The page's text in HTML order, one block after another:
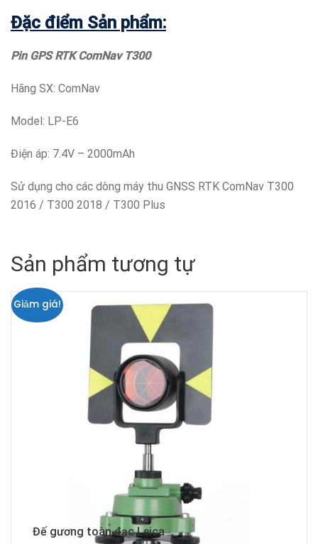
Đặc điểm Sản phẩm:
Pin GPS RTK ComNav T300
Hãng SX: ComNav
Model: LP-E6
Điện áp: 7.4V – 2000mAh
Sử dụng cho các dòng máy thu GNSS RTK ComNav T300
2016 / T300 2018 / T300 Plus
Sản phẩm tương tự
Giảm giá!
Đế gương toàn đạc Leica